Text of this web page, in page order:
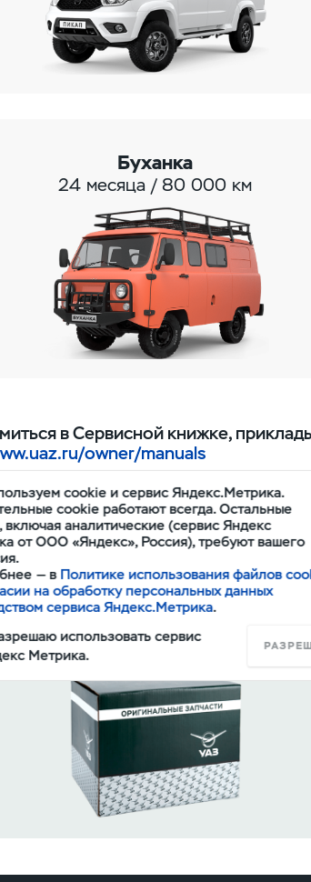
Буханка
24 месяца / 80 000 км
в Сервисной книжке,
owner/manuals
и аксессуары
cookie и сервис Яндекс.Метрика.
cookie работают всегда. Остальные
включая аналитические (сервис Яндекс
от ООО «Яндекс», Россия), требуют вашего
— в Политике использования файлов
на обработку персональных данных
сервиса Яндекс.Метрика.
использовать сервис
Метрика.